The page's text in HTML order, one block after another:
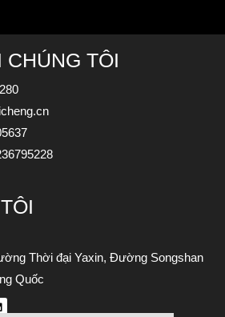
TÔI
Thời đại Yaxin, Đường Songshan
Quốc